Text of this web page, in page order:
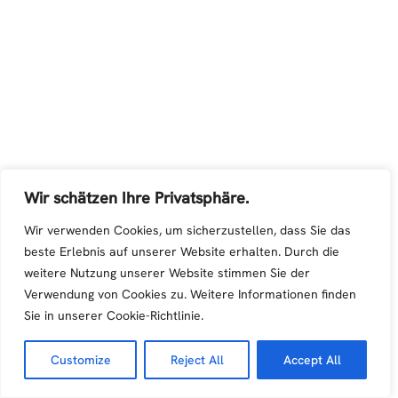
Wir schätzen Ihre Privatsphäre.
Wir verwenden Cookies, um sicherzustellen, dass Sie das
beste Erlebnis auf unserer Website erhalten. Durch die
weitere Nutzung unserer Website stimmen Sie der
Verwendung von Cookies zu. Weitere Informationen finden
Sie in unserer Cookie-Richtlinie.
Customize Reject All Accept All